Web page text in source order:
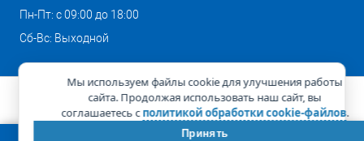
Пн-Пт: с 09:00 до 18:00
Сб-Вс: Выходной
Мы используем файлы cookie для улучшения работы
сайта. Продолжая использовать наш сайт, вы
соглашаетесь сполитикой обработки cookie-файлов.
Принять